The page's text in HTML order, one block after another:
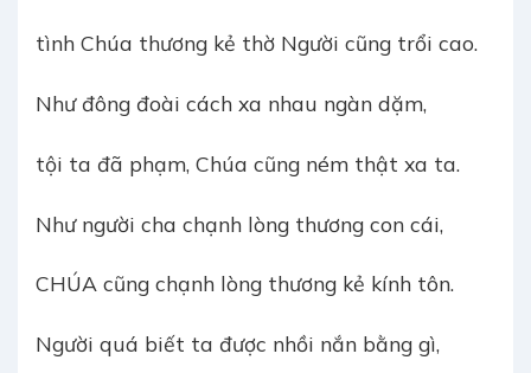
tình Chúa thương kẻ thờ Người cũng trổi cao.
Như đông đoài cách xa nhau ngàn dặm,
tội ta đã phạm, Chúa cũng ném thật xa ta.
Như người cha chạnh lòng thương con cái,
CHÚA cũng chạnh lòng thương kẻ kính tôn.
Người quá biết ta được nhồi nắn bằng gì,